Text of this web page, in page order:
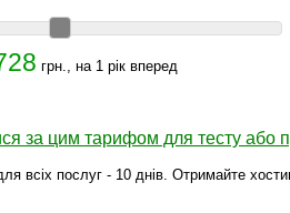
грн., на 1 рік вперед
за цим тарифом для тесту або
всіх послуг - 10 днів. Отримайте